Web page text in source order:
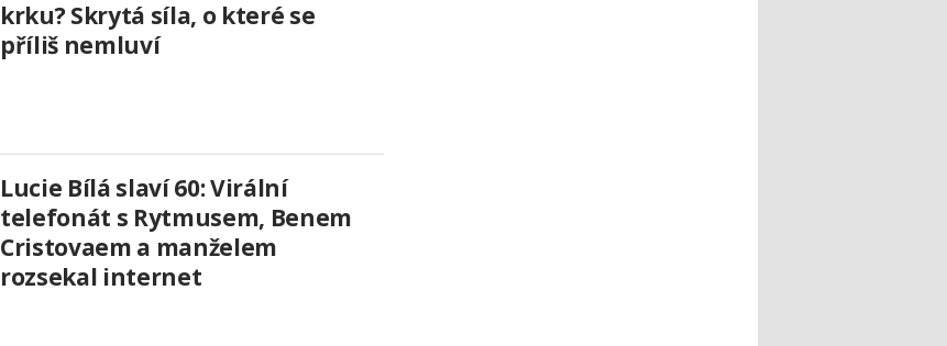
krku? Skrytá síla, o které se
příliš nemluví
Lucie Bílá slaví 60: Virální
telefonát s Rytmusem, Benem
Cristovaem a manželem
rozsekal internet